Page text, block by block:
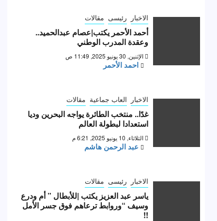
الاخبار رئيسى مقالات
أحمد الأحمر يكتب|عصام عبدالحميد..
وعقدة المدرب الوطني
الإثنين, 30 يونيو 2025, 11:49 ص
احمد الأحمر
الاخبار العاب جماعية مقالات
غدًا.. منتخب الطائرة يواجه البحرين وديا
استعدادا لبطولة العالم
الثلاثاء, 10 يونيو 2025, 6:21 م
عبد الرحمن هاشم
الاخبار رئيسى مقالات
ياسر عبد العزيز يكتب |للأبطال ” أم ودرع
وسيف “وروابط ترعاهم فوق جسر الأمل
!!